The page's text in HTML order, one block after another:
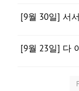
[9월 30일] 서
[9월 23일] 다